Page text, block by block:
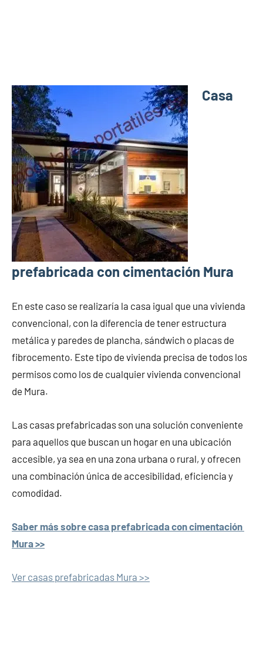
Casa
prefabricada con cimentación Mura
En este caso se realizaría la casa igual que una vivienda
convencional, con la diferencia de tener estructura
metálica y paredes de plancha, sándwich o placas de
fibrocemento. Este tipo de vivienda precisa de todos los
permisos como los de cualquier vivienda convencional
de Mura.
Las casas prefabricadas son una solución conveniente
para aquellos que buscan un hogar en una ubicación
accesible, ya sea en una zona urbana o rural, y ofrecen
una combinación única de accesibilidad, eficiencia y
comodidad.
Saber más sobre casa prefabricada con cimentación
Mura >>
Ver casas prefabricadas Mura >>